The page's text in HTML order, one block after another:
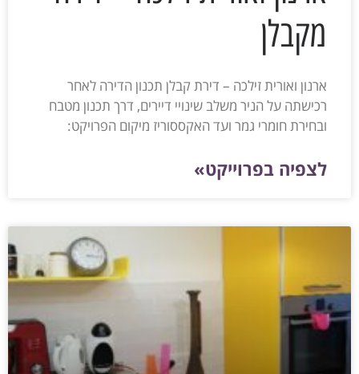
מקבלן
ארנון ואורית זילכה – דירת קבלן תכנון הדירה לאחר
רכישתה על הניר משלב שינויי דיירים, דרך תכנון מטבח
ובחירת חומרי גמר ועד האקססוריז מיקום הפרויקט:
לצפיה בפרוייקט»